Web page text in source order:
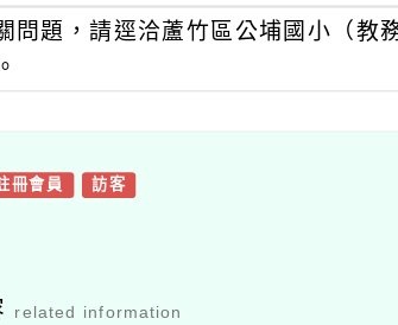
問題，請逕洽蘆竹區公埔國小（教
冊會員 訪客
related information